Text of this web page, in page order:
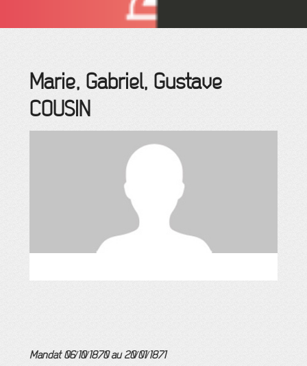
Marie, Gabriel, Gustave
COUSIN
Mandat 06/10/1870 au 20/01/1871